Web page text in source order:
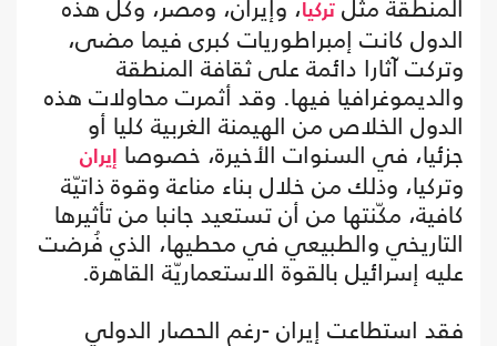
المنطقة مثل تركيا، وإيران، ومصر، وكل هذه
الدول كانت إمبراطوريات كبرى فيما مضى،
وتركت آثارا دائمة على ثقافة المنطقة
والديموغرافيا فيها. وقد أثمرت محاولات هذه
الدول الخلاص من الهيمنة الغربية كليا أو
جزئيا، في السنوات الأخيرة، خصوصا إيران
وتركيا، وذلك من خلال بناء مناعة وقوة ذاتيّة
كافية، مكّنتها من أن تستعيد جانبا من تأثيرها
التاريخي والطبيعي في محطيها، الذي فُرضت
عليه إسرائيل بالقوة الاستعماريّة القاهرة.
فقد استطاعت إيران -رغم الحصار الدولي